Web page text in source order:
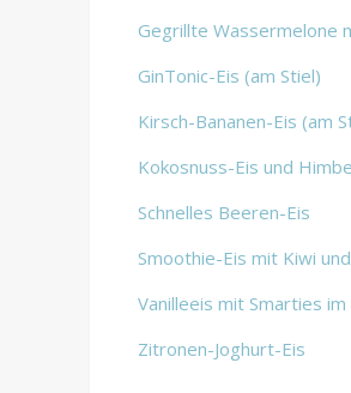
Gegrillte Wassermelone
GinTonic-Eis (am Stiel)
Kirsch-Bananen-Eis (am
Kokosnuss-Eis und
Schnelles Beeren-Eis
Smoothie-Eis mit Kiwi
Vanilleeis mit Smarties im
Zitronen-Joghurt-Eis